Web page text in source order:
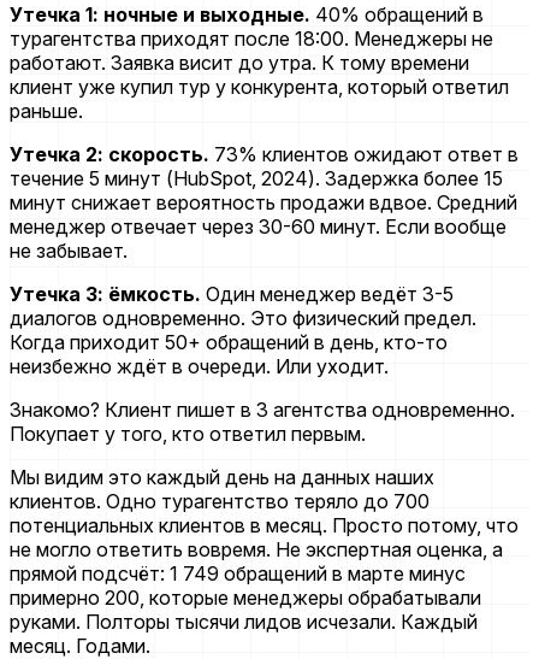
Утечка 1: ночные и выходные. 40% обращений в
турагентства приходят после 18:00. Менеджеры не
работают. Заявка висит до утра. К тому времени
клиент уже купил тур у конкурента, который ответил
раньше.
Утечка 2: скорость. 73% клиентов ожидают ответ в
течение 5 минут (HubSpot, 2024). Задержка более 15
минут снижает вероятность продажи вдвое. Средний
менеджер отвечает через 30-60 минут. Если вообще
не забывает.
Утечка 3: ёмкость. Один менеджер ведёт 3-5
диалогов одновременно. Это физический предел.
Когда приходит 50+ обращений в день, кто-то
неизбежно ждёт в очереди. Или уходит.
Знакомо? Клиент пишет в 3 агентства одновременно.
Покупает у того, кто ответил первым.
Мы видим это каждый день на данных наших
клиентов. Одно турагентство теряло до 700
потенциальных клиентов в месяц. Просто потому, что
не могло ответить вовремя. Не экспертная оценка, а
прямой подсчёт: 1 749 обращений в марте минус
примерно 200, которые менеджеры обрабатывали
руками. Полторы тысячи лидов исчезали. Каждый
месяц. Годами.